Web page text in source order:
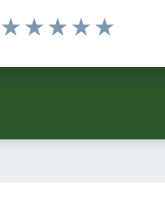
Valuta da 1 a 5 stelle la pagina